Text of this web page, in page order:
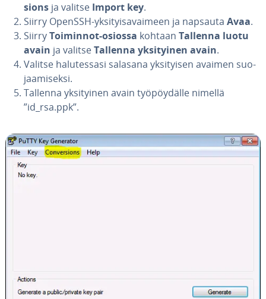
sions ja valitse Import key.
Siirry OpenSSH-yk­si­tyi­sa­vai­meen ja napsauta Avaa.
SiirryToiminnot-osiossa kohtaan Tallenna luotu
avain ja valitseTallenna yk­si­tyi­nen avain.
Valitse ha­lu­tes­sa­si salasana yk­si­tyi­sen avaimen suo­
jaa­mi­sek­si.
Tallenna yk­si­tyi­nen avain työ­pöy­däl­le nimellä
”id_rsa.ppk”.